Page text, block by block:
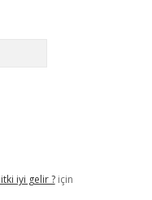
iyi gelir ?için